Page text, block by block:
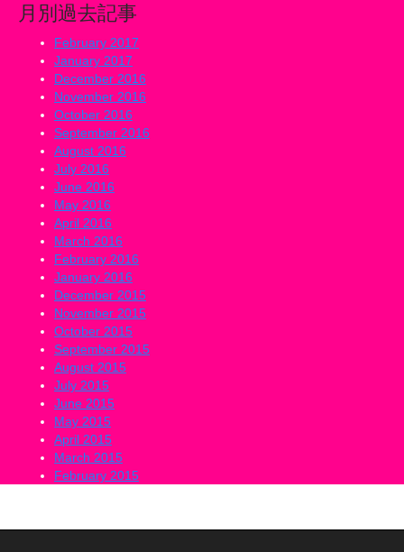
月別過去記事
February 2017
January 2017
December 2016
November 2016
October 2016
September 2016
August 2016
July 2016
June 2016
May 2016
April 2016
March 2016
February 2016
January 2016
December 2015
November 2015
October 2015
September 2015
August 2015
July 2015
June 2015
May 2015
April 2015
March 2015
February 2015